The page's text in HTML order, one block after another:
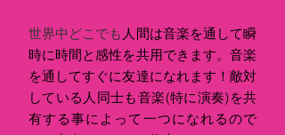
世界中どこでも 人間は音楽を通して瞬
時に時間と感性を共用できます。音楽
を通してすぐに友達になれます！敵対
している人同士も音楽(特に演奏)を共
有する事によって一つになれるので